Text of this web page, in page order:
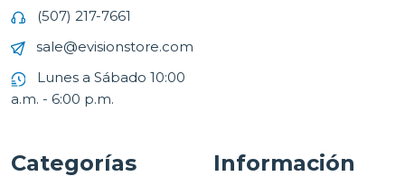
(507) 217-7661
sale@evisionstore.com
Lunes a Sábado 10:00
a.m. - 6:00 p.m.
Categorías Información